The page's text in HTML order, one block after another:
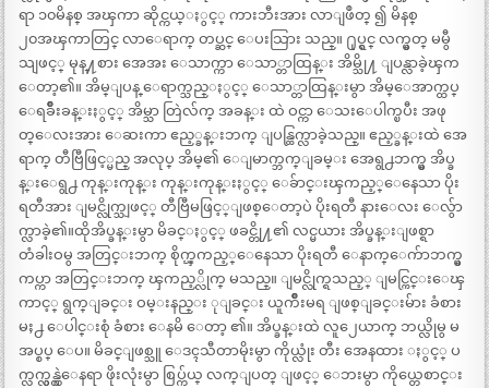
ရာ ၁၀မိနစ္ အၾကာ ဆိုင္ကယ္ႏွင့္ ကားဘီးအား လာျဖဳတ္ ၍ မိနစ္
၂၀အၾကာတြင္ လာေရာက္ တပ္ဆင္ ေပးသြား သည္။ ႐ုပ္ရွင္ လက္မွတ္ မမွီ
သျဖင့္ မုန္႔စား အေအး ေသာက္ကာ ေသာ္တာထြန္း အိမ္သို႔ ျပန္လာခဲ့ၾက
ေတာ့၏။ အိမ္ျပန္ ေရာက္သည္ႏွင့္ ေသာ္တာထြန္းမွာ အိမ္ေအာက္ထပ္
ေရခ်ိဳးခန္းႏွင့္ အိမ္သာ တြဲလ်က္ အခန္း ထဲ ဝင္ကာ ေသးေပါက္ၿပီး အဖု
တ္ေလးအား ေဆးကာ ဧည့္ခန္းဘက္ ျပန္ထြက္လာခဲ့သည္။ ဧည့္ခန္းထဲ အေ
ရာက္ တီဗြီဖြင့္မည္ အလုပ္ အိမ္၏ ေျမာက္ဘက္ျခမ္း အေရွ႕ဘက္မွ အိပ္ခ
န္းေရွ႕ ကုန္းကုန္း ကုန္းကုန္းႏွင့္ ေခ်ာင္းၾကည့္ေနေသာ ပိုး
ရတီအား ျမင္လိုက္သျဖင့္ တီဗြီမဖြင့္ျဖစ္ေတာ့ပဲ ပိုးရတီ နားေလး ေလွ်ာ
က္လာခဲ့၏။ထိုအိပ္ခန္းမွာ မိခင္ႏွင့္ ဖခင္တို႔၏ လင္မယား အိပ္ခန္းျဖစ္ရာ
တံခါးဝမွ အတြင္းဘက္ စိုက္ၾကည့္ေနေသာ ပိုးရတီ ေနာက္ေက်ာဘက္မွ
ကပ္ကာ အတြင္းဘက္ ၾကည့္လိုက္ မသည္။ ျမင္လိုက္ရသည့္ ျမင္ကြင္းေၾ
ကာင့္ ရွက္ျခင္း ဝမ္းနည္း ုျခင္း ယူက်ိဳးမရ ျဖစ္ျခင္းမ်ား ခံစား
မႈ႕ ေပါင္းစုံ ခံစား ေနမိ ေတာ့ ၏။ အိပ္ခန္းထဲ လူ၂ေယာက္ ဘယ္လိုမွ မ
အပ္စပ္ ေပ။ မိခင္ျဖစ္သူ ေဒၚသီတာမိုးမွာ ကိုယ္လုံး တီး အေနထား ႏွင့္ ပ
က္လက္လွန္လွဲေနရာ ဖိုးလုံးမွာ စြပ္က်ယ္ လက္ျပတ္ ျဖင့္ ေဘးမွာ ကိုယ္တေစာင္း